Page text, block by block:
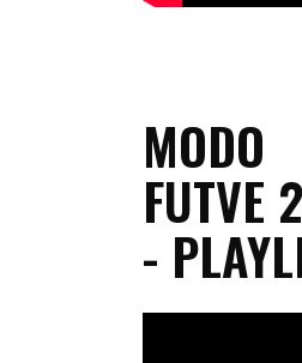
MODO
FUTVE
-